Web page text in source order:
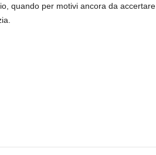
quando per motivi ancora da accertare